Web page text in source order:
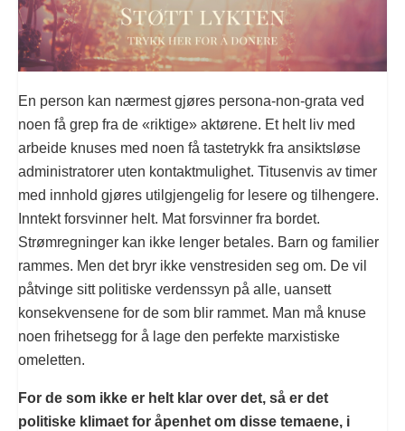
En person kan nærmest gjøres persona-non-grata ved
noen få grep fra de «riktige» aktørene. Et helt liv med
arbeide knuses med noen få tastetrykk fra ansiktsløse
administratorer uten kontaktmulighet. Titusenvis av timer
med innhold gjøres utilgjengelig for lesere og tilhengere.
Inntekt forsvinner helt. Mat forsvinner fra bordet.
Strømregninger kan ikke lenger betales. Barn og familier
rammes. Men det bryr ikke venstresiden seg om. De vil
påtvinge sitt politiske verdenssyn på alle, uansett
konsekvensene for de som blir rammet. Man må knuse
noen frihetsegg for å lage den perfekte marxistiske
omeletten.
For de som ikke er helt klar over det, så er det
politiske klimaet for åpenhet om disse temaene, i